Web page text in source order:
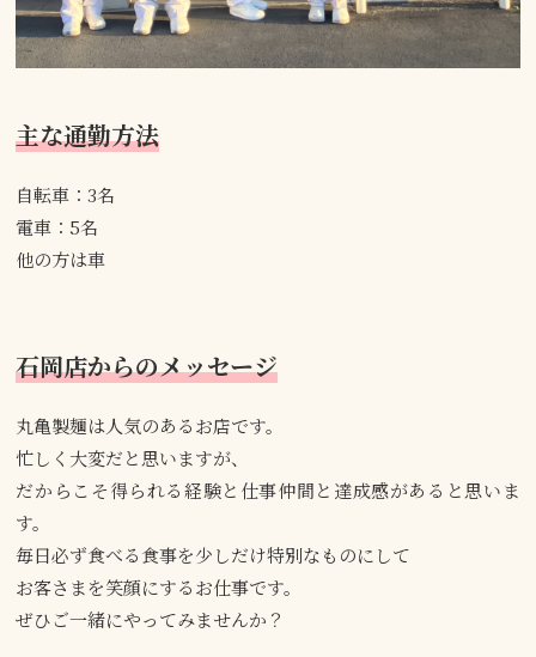
主な通勤方法
自転車：3名
電車：5名
他の方は車
石岡店からのメッセージ
丸亀製麺は人気のあるお店です。
忙しく大変だと思いますが、
だからこそ得られる経験と仕事仲間と達成感があると思いま
す。
毎日必ず食べる食事を少しだけ特別なものにして
お客さまを笑顔にするお仕事です。
ぜひご一緒にやってみませんか？